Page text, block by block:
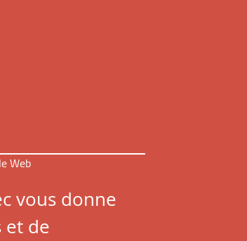
Web
vous donne
et de